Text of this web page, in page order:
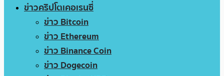
ข่าวคริปโตเคอเรนซี่
ข่าว Bitcoin
ข่าว Ethereum
ข่าว Binance Coin
ข่าว Dogecoin